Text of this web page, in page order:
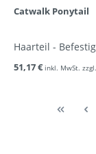
Catwalk Ponytail
Haarteil -
51,17 € inkl. MwSt.